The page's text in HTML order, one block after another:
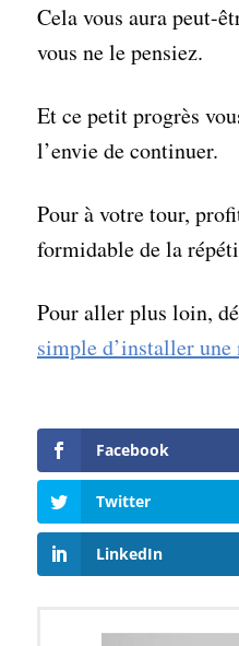
Cela vous aura peut-
vous ne le pensiez.
Et ce petit progrès
l’envie de continuer.
Pour à votre tour,
formidable de la
Pour aller plus loin,
simple d’installer
Facebook
Twitter
LinkedIn